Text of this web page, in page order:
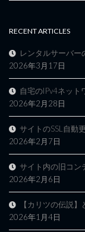
RECENT ARTICLES
レンタルサーバー
2026年3月17日
自宅のIPv4ネット
2026年2月28日
サイトのSSL自動
2026年2月7日
サイト内の旧コン
2026年2月6日
【カリツの伝説
2026年1月4日